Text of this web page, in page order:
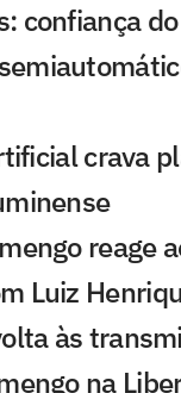
confiança
crava
reage
Luiz
às
na